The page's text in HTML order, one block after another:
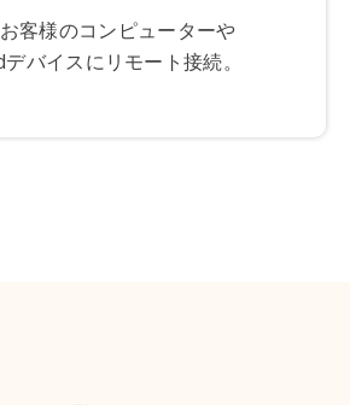
客様のコンピューターや
バイスにリモート接続。